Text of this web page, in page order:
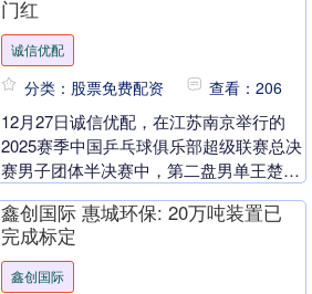
门红
诚信优配
分类：股票免费配资 查看：206
12月27日诚信优配，在江苏南京举行的
2025赛季中国乒乓球俱乐部超级联赛总决
赛男子团体半决赛中，第二盘男单王楚钦
领先....
鑫创国际 惠城环保: 20万吨装置已
完成标定
鑫创国际